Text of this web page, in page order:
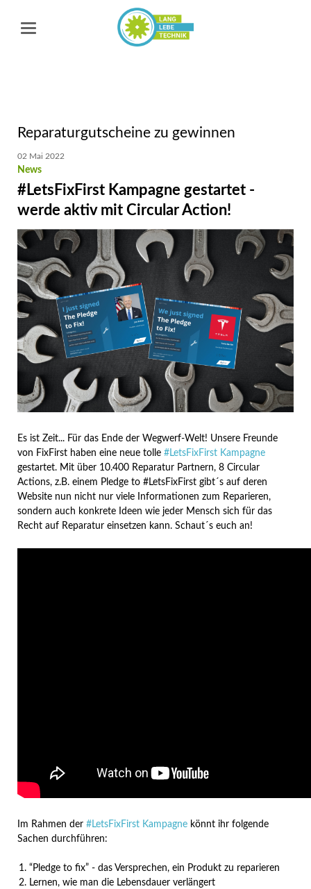
Reparaturgutscheine zu gewinnen
02 Mai 2022
#LetsFixFirst Kampagne gestartet -
werde aktiv mit Circular Action!
Es ist Zeit... Für das Ende der Wegwerf-Welt! Unsere Freunde
von FixFirst haben eine neue tolle #LetsFixFirst Kampagne
gestartet. Mit über 10.400 Reparatur Partnern, 8 Circular
Actions, z.B. einem Pledge to #LetsFixFirst gibt´s auf deren
Website nun nicht nur viele Informationen zum Reparieren,
sondern auch konkrete Ideen wie jeder Mensch sich für das
Recht auf Reparatur einsetzen kann. Schaut´s euch an!
Im Rahmen der #LetsFixFirst Kampagnekönnt ihr folgende
Sachen durchführen:
“Pledge to fix” - das Versprechen, ein Produkt zu reparieren
Lernen, wie man die Lebensdauer verlängert